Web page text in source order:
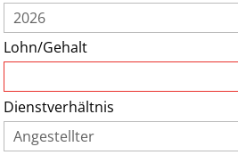
Lohn/Gehalt
Dienstverhältnis